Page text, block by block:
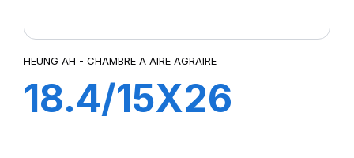
HEUNG AH - CHAMBRE A AIRE AGRAIRE
18.4/15X26